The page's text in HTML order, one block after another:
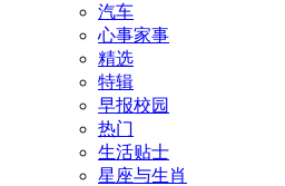
汽车
心事家事
精选
特辑
早报校园
热门
生活贴士
星座与生肖